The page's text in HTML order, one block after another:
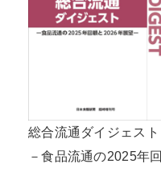
総合流通ダイジェスト
－食品流通の2025年回